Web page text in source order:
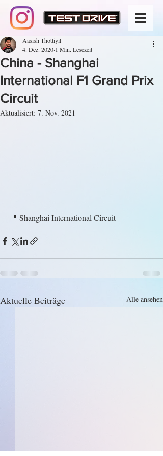
China - Shanghai
International F1 Grand Prix
Circuit
Aasish Thottiyil
4. Dez. 2020 1 Min. Lesezeit
Aktualisiert: 7. Nov. 2021
📍 Shanghai International Circuit
Aktuelle Beiträge Alle ansehen